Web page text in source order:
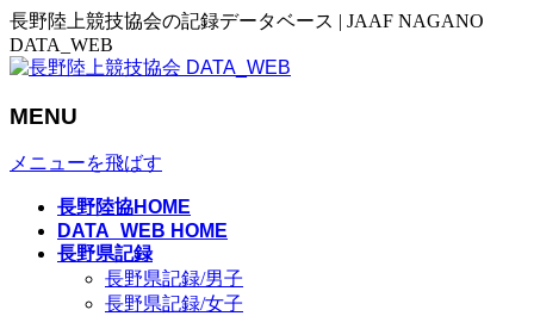
長野陸上競技協会の記録データベース | JAAF NAGANO
DATA_WEB
MENU
メニューを飛ばす
長野陸協HOME
DATA_WEB HOME
長野県記録
長野県記録/男子
長野県記録/女子